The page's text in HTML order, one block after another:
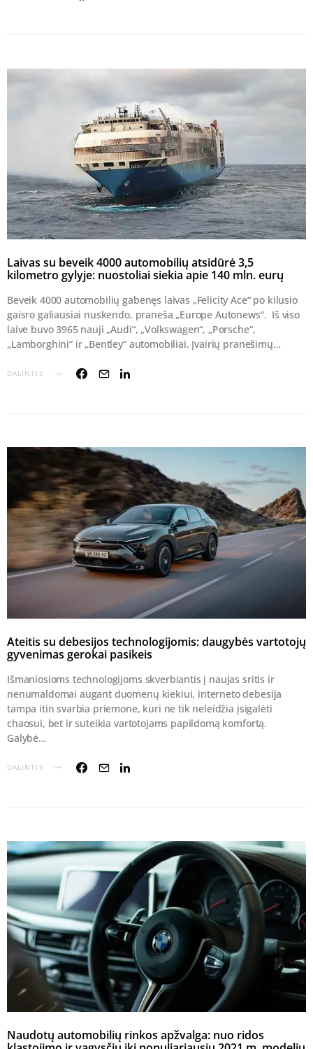
Laivas su beveik 4000 automobilių atsidūrė 3,5
kilometro gylyje: nuostoliai siekia apie 140 mln. eurų
Beveik 4000 automobilių gabenęs laivas „Felicity Ace“ po kilusio
gaisro galiausiai nuskendo, praneša „Europe Autonews“. Iš viso
laive buvo 3965 nauji „Audi“, „Volkswagen“, „Porsche“,
„Lamborghini“ ir „Bentley“ automobiliai. Įvairių pranešimų…
DALINTIS
Ateitis su debesijos technologijomis: daugybės vartotojų
gyvenimas gerokai pasikeis
Išmaniosioms technologijoms skverbiantis į naujas sritis ir
nenumaldomai augant duomenų kiekiui, interneto debesija
tampa itin svarbia priemone, kuri ne tik neleidžia įsigalėti
chaosui, bet ir suteikia vartotojams papildomą komfortą.
Galybė…
DALINTIS
Naudotų automobilių rinkos apžvalga: nuo ridos